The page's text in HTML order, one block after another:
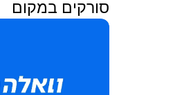
סורקים במקום